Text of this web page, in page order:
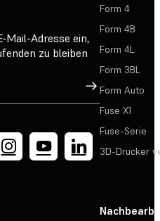
Mail-Adresse ein,
zu bleiben
Registrieren
Form 4
Form 4B
Form 4L
Form 3BL
Form Auto
Fuse X1
Fuse-Serie
3D-Drucker